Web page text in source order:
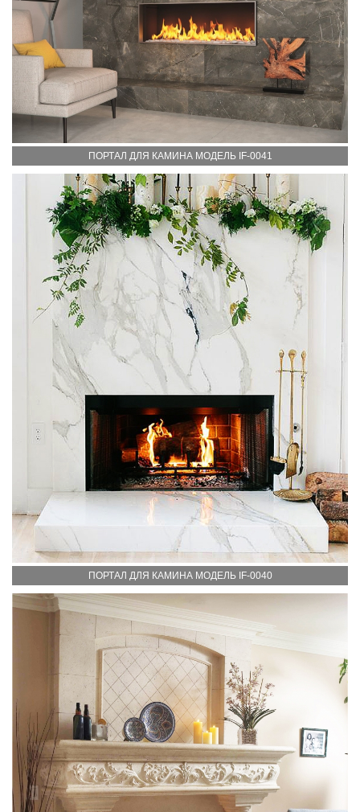
ПОРТАЛ ДЛЯ КАМИНА МОДЕЛЬ IF-0041
ПОРТАЛ ДЛЯ КАМИНА МОДЕЛЬ IF-0040